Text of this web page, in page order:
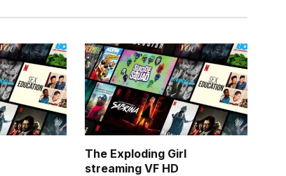
The Exploding Girl
streaming VF HD